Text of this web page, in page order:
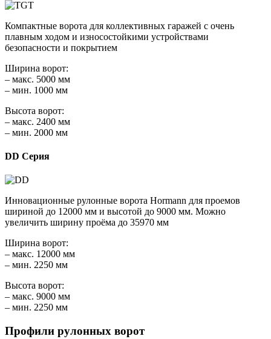
Компактные ворота для коллективных гаражей с очень
плавным ходом и износостойкими устройствами
безопасности и покрытием
Ширина ворот:
– макс. 5000 мм
– мин. 1000 мм
Высота ворот:
– макс. 2400 мм
– мин. 2000 мм
DD Серия
Инновационные рулонные ворота Hormann для проемов
шириной до 12000 мм и высотой до 9000 мм. Можно
увеличить ширину проёма до 35970 мм
Ширина ворот:
– макс. 12000 мм
– мин. 2250 мм
Высота ворот:
– макс. 9000 мм
– мин. 2250 мм
Профили рулонных ворот